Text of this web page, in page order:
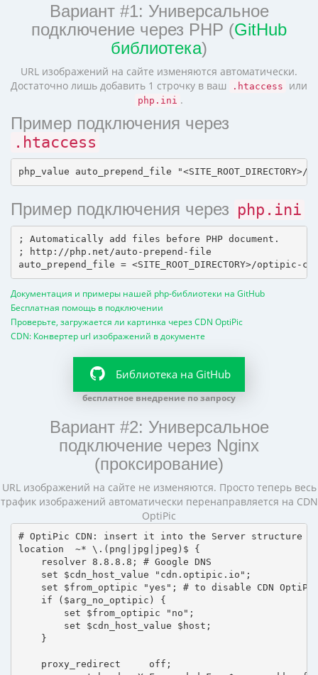
Вариант #1: Универсальное
подключение через PHP (GitHub
библиотека)
URL изображений на сайте изменяются автоматически.
Достаточно лишь добавить 1 строчку в ваш
.htaccess или
php.ini .
Пример подключения через
.htaccess
Пример подключения через php.ini
; Automatically add files before PHP document.
; http://php.net/auto-prepend-file
Документация и примеры нашей php-библиотеки на GitHub
Бесплатная помощь в подключении
Проверьте, загружается ли картинка через CDN OptiPic
CDN: Конвертер url изображений в документе
Библиотека на GitHub
бесплатное внедрение по запросу
Вариант #2: Универсальное
подключение через Nginx
(проксирование)
URL изображений на сайте не изменяются. Просто теперь весь
трафик изображений автоматически перенаправляется на CDN
OptiPic
# OptiPic CDN: insert it into the Server structure
location  ~* \.(png|jpg|jpeg)$ {
    resolver 8.8.8.8; # Google DNS
    set $cdn_host_value "cdn.optipic.io";
set $from_optipic "yes"; # to disable CDN
    if ($arg_no_optipic) {
        set $from_optipic "no";
        set $cdn_host_value $host;
    }
    proxy_redirect     off;